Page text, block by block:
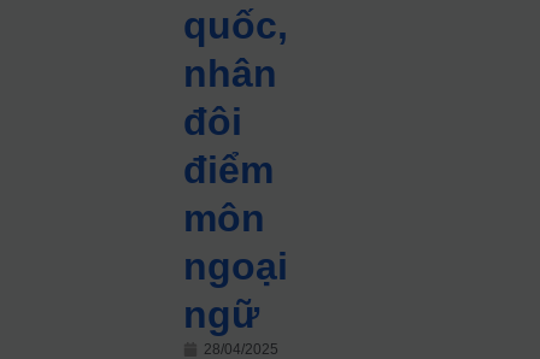
quốc,
nhân
đôi
điểm
môn
ngoại
ngữ
28/04/2025